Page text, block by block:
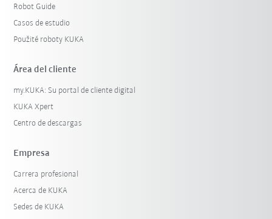
Robot Guide
Casos de estudio
Použité roboty KUKA
Área del cliente
my.KUKA: Su portal de cliente digital
KUKA Xpert
Centro de descargas
Empresa
Carrera profesional
Acerca de KUKA
Sedes de KUKA